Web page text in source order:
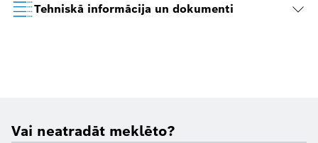
Tehniskā informācija un dokumenti
Vai neatradāt meklēto?